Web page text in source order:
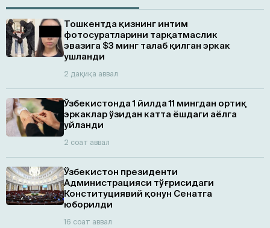
Тошкентда қизнинг интим
фотосуратларини тарқатмаслик
эвазига $3 минг талаб қилган эркак
ушланди
2 дақиқа аввал
Ўзбекистонда 1 йилда 11 мингдан ортиқ
эркаклар ўзидан катта ёшдаги аёлга
уйланди
2 соат аввал
Ўзбекистон президенти
Администрацияси тўғрисидаги
Конституциявий қонун Сенатга
юборилди
16 соат аввал